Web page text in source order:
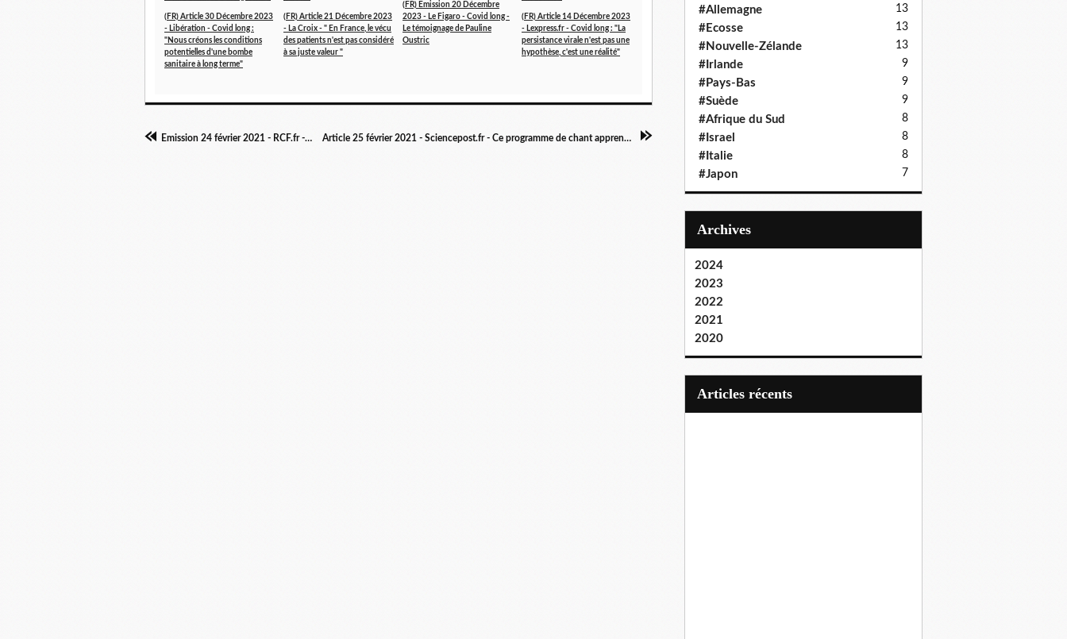
(FR) Article 30 Décembre 2023
- Libération - Covid long :
"Nous créons les conditions
potentielles d'une bombe
sanitaire à long terme"
(FR) Article 21 Décembre 2023
- La Croix - " En France, le vécu
des patients n'est pas considéré
à sa juste valeur "
(FR) Emission 20 Décembre
2023 - Le Figaro - Covid long -
Le témoignage de Pauline
Oustric
(FR) Article 14 Décembre 2023
- Lexpress.fr - Covid long : "La
persistance virale n'est pas une
hypothèse, c'est une réalité"
Emission 24 février 2021 - RCF.fr - Dossier Covid long Article 25 février 2021 - Sciencepost.fr - Ce programme de chant apprend aux patients "Covid long" à respirer
#Allemagne 13
#Ecosse 13
#Nouvelle-Zélande 13
#Irlande 9
#Pays-Bas 9
#Suède 9
#Afrique du Sud 8
#Israel 8
#Italie 8
#Japon 7
Archives
2024
2023
2022
2021
2020
articles récents